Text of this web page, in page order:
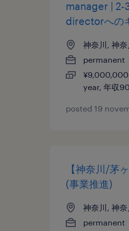
manager | 2-
directorへの
神奈川, 神奈
permanent
year, 年収
posted 19
【神奈川/茅
(事業推進)
神奈川, 神奈
permanent